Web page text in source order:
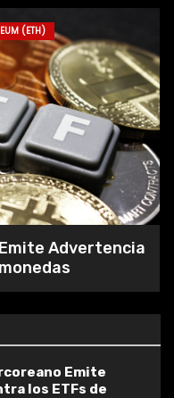
(ETH)
Advertencia
Capital – ¿Real o
Emite
los ETFs de
monedas digitales